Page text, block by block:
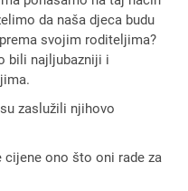
da naša djeca budu
svojim roditeljima?
bili najljubazniji i
zaslužili njihovo
ono što oni rade za